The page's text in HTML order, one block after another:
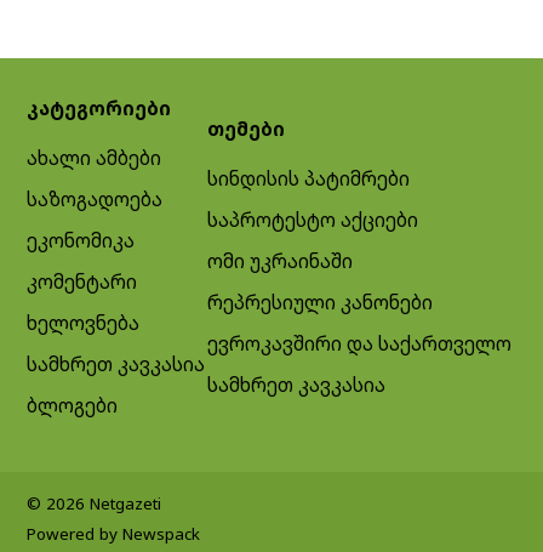
კატეგორიები
ახალი ამბები
საზოგადოება
ეკონომიკა
კომენტარი
ხელოვნება
სამხრეთ კავკასია
ბლოგები
თემები
სინდისის პატიმრები
საპროტესტო აქციები
ომი უკრაინაში
რეპრესიული კანონები
ევროკავშირი და საქართველო
სამხრეთ კავკასია
© 2026 Netgazeti
Powered by Newspack